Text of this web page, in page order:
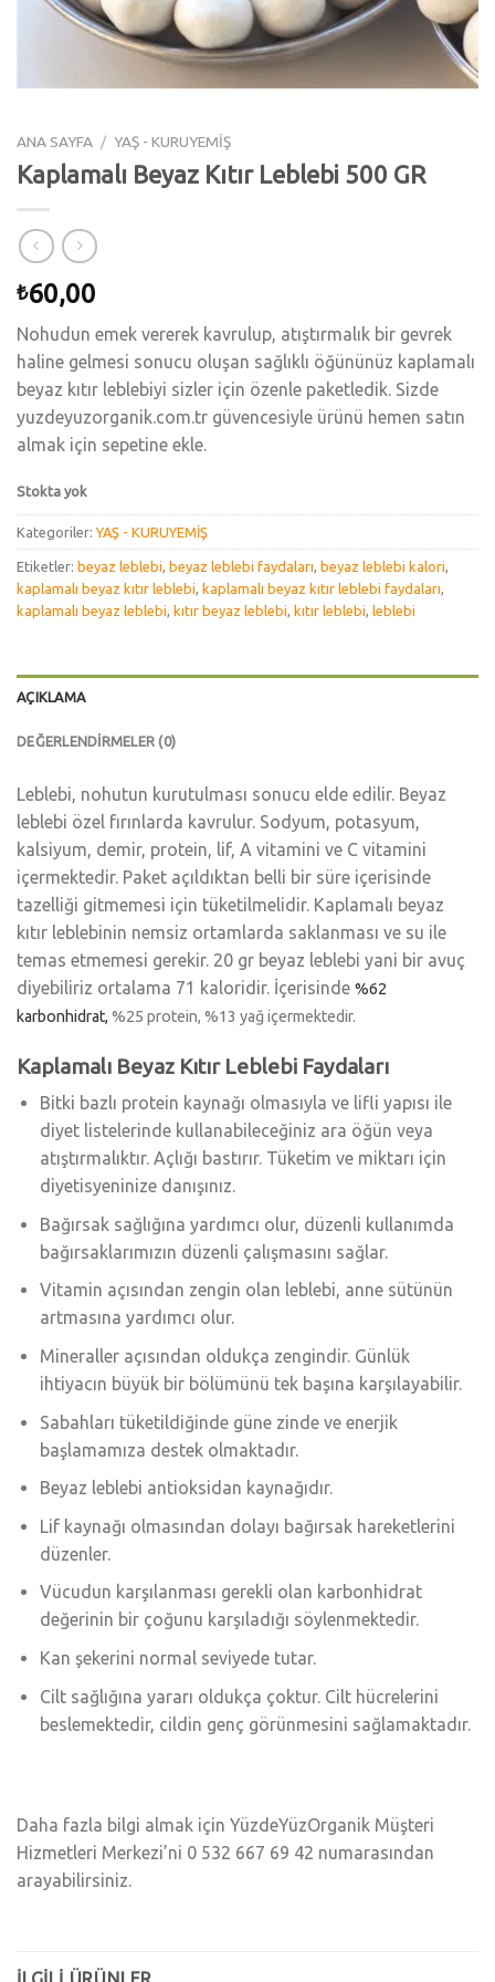
ANA SAYFA / YAŞ - KURUYEMİŞ
Kaplamalı Beyaz Kıtır Leblebi 500 GR
₺60,00
Nohudun emek vererek kavrulup, atıştırmalık bir gevrek
haline gelmesi sonucu oluşan sağlıklı öğününüz kaplamalı
beyaz kıtır leblebiyi sizler için özenle paketledik. Sizde
yuzdeyuzorganik.com.tr güvencesiyle ürünü hemen satın
almak için sepetine ekle.
Stokta yok
Kategoriler:YAŞ - KURUYEMİŞ
Etiketler: beyaz leblebi, beyaz leblebi faydaları, beyaz leblebi kalori,
kaplamalı beyaz kıtır leblebi, kaplamalı beyaz kıtır leblebi faydaları,
kaplamalı beyaz leblebi, kıtır beyaz leblebi, kıtır leblebi, leblebi
AÇIKLAMA
DEĞERLENDIRMELER (0)
Leblebi, nohutun kurutulması sonucu elde edilir. Beyaz
leblebi özel fırınlarda kavrulur. Sodyum, potasyum,
kalsiyum, demir, protein, lif, A vitamini ve C vitamini
içermektedir. Paket açıldıktan belli bir süre içerisinde
tazelliği gitmemesi için tüketilmelidir. Kaplamalı beyaz
kıtır leblebinin nemsiz ortamlarda saklanması ve su ile
temas etmemesi gerekir. 20 gr beyaz leblebi yani bir avuç
diyebiliriz ortalama 71 kaloridir. İçerisinde %62
karbonhidrat, %25 protein, %13 yağ içermektedir.
Kaplamalı Beyaz Kıtır Leblebi Faydaları
Bitki bazlı protein kaynağı olmasıyla ve lifli yapısı ile
diyet listelerinde kullanabileceğiniz ara öğün veya
atıştırmalıktır. Açlığı bastırır. Tüketim ve miktarı için
diyetisyeninize danışınız.
Bağırsak sağlığına yardımcı olur, düzenli kullanımda
bağırsaklarımızın düzenli çalışmasını sağlar.
Vitamin açısından zengin olan leblebi, anne sütünün
artmasına yardımcı olur.
Mineraller açısından oldukça zengindir. Günlük
ihtiyacın büyük bir bölümünü tek başına karşılayabilir.
Sabahları tüketildiğinde güne zinde ve enerjik
başlamamıza destek olmaktadır.
Beyaz leblebi antioksidan kaynağıdır.
Lif kaynağı olmasından dolayı bağırsak hareketlerini
düzenler.
Vücudun karşılanması gerekli olan karbonhidrat
değerinin bir çoğunu karşıladığı söylenmektedir.
Kan şekerini normal seviyede tutar.
Cilt sağlığına yararı oldukça çoktur. Cilt hücrelerini
beslemektedir, cildin genç görünmesini sağlamaktadır.
Daha fazla bilgi almak için YüzdeYüzOrganik Müşteri
Hizmetleri Merkezi’ni 0 532 667 69 42 numarasından
arayabilirsiniz.